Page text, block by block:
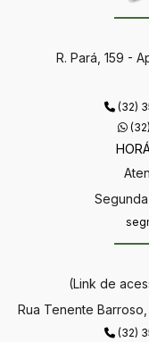
R. Pará, 159 -
(32)
(Link de
Rua Tenente
(32)